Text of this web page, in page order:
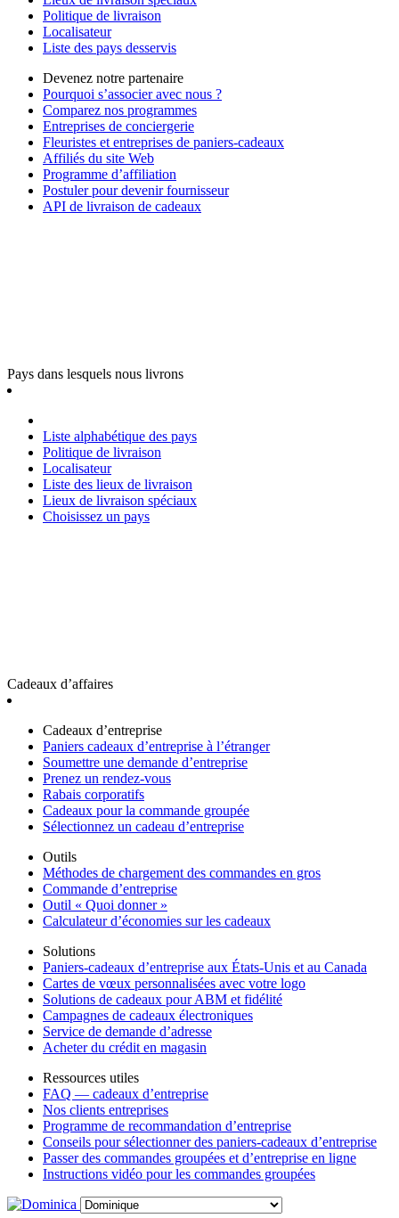
Politique de livraison
Localisateur
Liste des pays desservis
Devenez notre partenaire
Pourquoi s’associer avec nous ?
Comparez nos programmes
Entreprises de conciergerie
Fleuristes et entreprises de paniers-cadeaux
Affiliés du site Web
Programme d’affiliation
Postuler pour devenir fournisseur
API de livraison de cadeaux
Pays dans lesquels nous livrons
Liste alphabétique des pays
Politique de livraison
Localisateur
Liste des lieux de livraison
Lieux de livraison spéciaux
Choisissez un pays
Cadeaux d’affaires
Cadeaux d’entreprise
Paniers cadeaux d’entreprise à l’étranger
Soumettre une demande d’entreprise
Prenez un rendez-vous
Rabais corporatifs
Cadeaux pour la commande groupée
Sélectionnez un cadeau d’entreprise
Outils
Méthodes de chargement des commandes en gros
Commande d’entreprise
Outil « Quoi donner »
Calculateur d’économies sur les cadeaux
Solutions
Paniers-cadeaux d’entreprise aux États-Unis et au Canada
Cartes de vœux personnalisées avec votre logo
Solutions de cadeaux pour ABM et fidélité
Campagnes de cadeaux électroniques
Service de demande d’adresse
Acheter du crédit en magasin
Ressources utiles
FAQ — cadeaux d’entreprise
Nos clients entreprises
Programme de recommandation d’entreprise
Conseils pour sélectionner des paniers-cadeaux d’entreprise
Passer des commandes groupées et d’entreprise en ligne
Instructions vidéo pour les commandes groupées